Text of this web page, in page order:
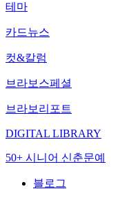
테마
카드뉴스
컷&칼럼
브라보스페셜
브라보리포트
DIGITAL LIBRARY
50+ 시니어 신춘문예
블로그